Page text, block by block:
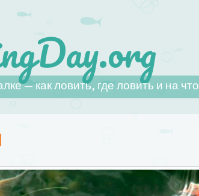
— как ловить, где ловить и на что